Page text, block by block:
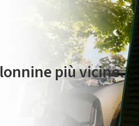
è gestito da Plenitude On The Road
più vicine.